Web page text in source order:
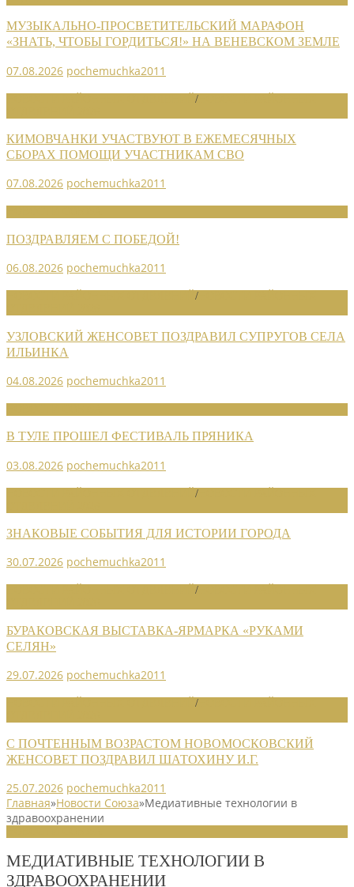
МУЗЫКАЛЬНО-ПРОСВЕТИТЕЛЬСКИЙ МАРАФОН
«ЗНАТЬ, ЧТОБЫ ГОРДИТЬСЯ!» НА ВЕНЕВСКОМ ЗЕМЛЕ
07.08.2026 pochemuchka2011
/
КИМОВЧАНКИ УЧАСТВУЮТ В ЕЖЕМЕСЯЧНЫХ
СБОРАХ ПОМОЩИ УЧАСТНИКАМ СВО
07.08.2026 pochemuchka2011
ПОЗДРАВЛЯЕМ С ПОБЕДОЙ!
06.08.2026 pochemuchka2011
/
УЗЛОВСКИЙ ЖЕНСОВЕТ ПОЗДРАВИЛ СУПРУГОВ СЕЛА
ИЛЬИНКА
04.08.2026 pochemuchka2011
В ТУЛЕ ПРОШЕЛ ФЕСТИВАЛЬ ПРЯНИКА
03.08.2026 pochemuchka2011
/
ЗНАКОВЫЕ СОБЫТИЯ ДЛЯ ИСТОРИИ ГОРОДА
30.07.2026 pochemuchka2011
/
БУРАКОВСКАЯ ВЫСТАВКА-ЯРМАРКА «РУКАМИ
СЕЛЯН»
29.07.2026 pochemuchka2011
/
С ПОЧТЕННЫМ ВОЗРАСТОМ НОВОМОСКОВСКИЙ
ЖЕНСОВЕТ ПОЗДРАВИЛ ШАТОХИНУ И.Г.
25.07.2026 pochemuchka2011
Главная»Новости Союза»Медиативные технологии в
здравоохранении
МЕДИАТИВНЫЕ ТЕХНОЛОГИИ В
ЗДРАВООХРАНЕНИИ